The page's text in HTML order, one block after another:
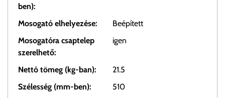
ben):
Mosogató elhelyezése:
Beépített
Mosogatóra csaptelep
szerelhető:
igen
Nettó tömeg (kg-ban):
21.5
Szélesség (mm-ben):
510